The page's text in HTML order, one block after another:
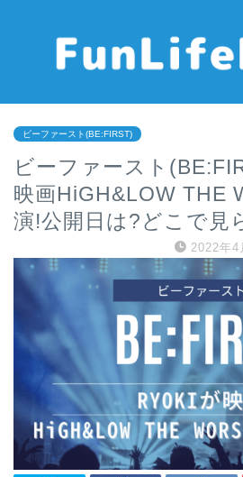
ビーファースト(BE:FIRST)
ビーファースト
映画HiGH&LOW THE
演!公開日は?どこで見
2022年4